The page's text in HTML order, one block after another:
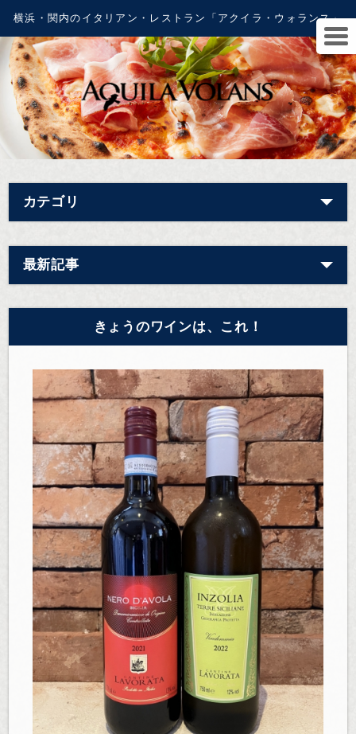
横浜・関内のイタリアン・レストラン「アクイラ・ウォランス」
カテゴリ
最新記事
きょうのワインは、これ！